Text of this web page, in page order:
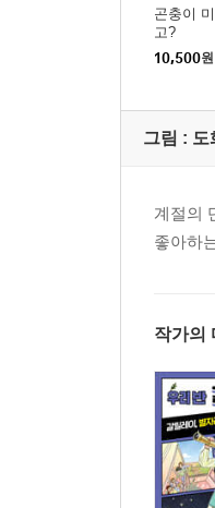
곤충이
고?
10,500원
그림 : 도
계절의
좋아하
작가의